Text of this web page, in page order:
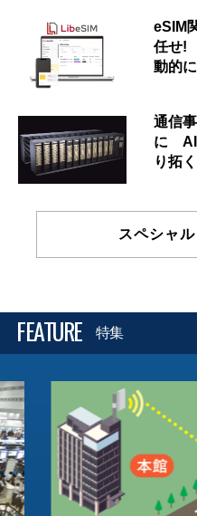
eSIM
任せ!
動的
通信
に AI
り拓く
スペシャ
FEATURE 特集